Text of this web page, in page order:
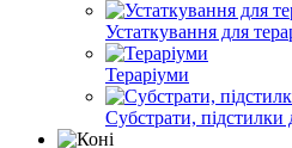
Устаткування для
Тераріуми
Субстрати, підстилки